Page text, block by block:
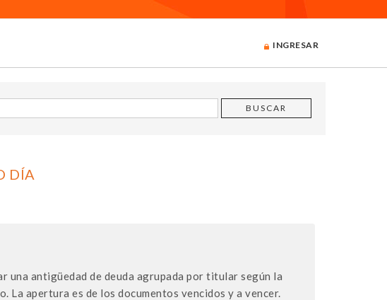
INGRESAR
DÍA
antigüedad de deuda agrupada por titular según la
La apertura es de los documentos vencidos y a vencer.